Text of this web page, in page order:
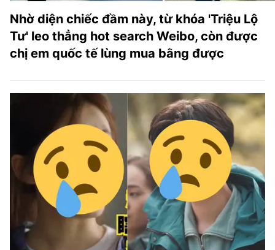
Nhờ diện chiếc đầm này, từ khóa 'Triệu Lộ
Tư' leo thẳng hot search Weibo, còn được
chị em quốc tế lùng mua bằng được